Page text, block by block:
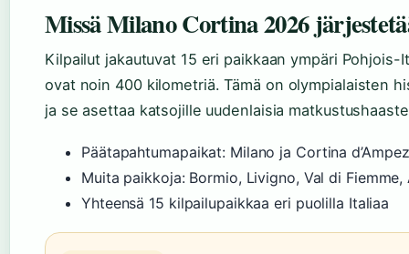
Missä Milano Cortina 2026
Kilpailut jakautuvat 15 eri paikkaan ympäri
ovat noin 400 kilometriä. Tämä on olympialaisten
ja se asettaa katsojille uudenlaisia
Päätapahtumapaikat: Milano ja Cortina
Muita paikkoja: Bormio, Livigno, Val di Fiemme,
Yhteensä 15 kilpailupaikkaa eri puolilla Italiaa